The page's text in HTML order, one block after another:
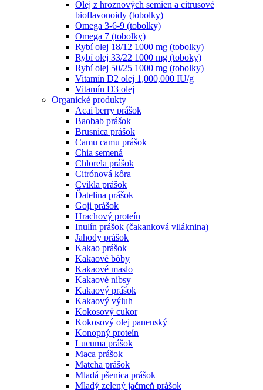
Olej z hroznových semien a citrusové
bioflavonoidy (tobolky)
Omega 3-6-9 (tobolky)
Omega 7 (tobolky)
Rybí olej 18/12 1000 mg (tobolky)
Rybí olej 33/22 1000 mg (toboky)
Rybí olej 50/25 1000 mg (tobolky)
Vitamín D2 olej 1,000,000 IU/g
Vitamín D3 olej
Organické produkty
Acai berry prášok
Baobab prášok
Brusnica prášok
Camu camu prášok
Chia semená
Chlorela prášok
Citrónová kôra
Cvikla prášok
Ďatelina prášok
Goji prášok
Hrachový proteín
Inulín prášok (čakanková vlláknina)
Jahody prášok
Kakao prášok
Kakaové bôby
Kakaové maslo
Kakaové nibsy
Kakaový prášok
Kakaový výluh
Kokosový cukor
Kokosový olej panenský
Konopný proteín
Lucuma prášok
Maca prášok
Matcha prášok
Mladá pšenica prášok
Mladý zelený jačmeň prášok